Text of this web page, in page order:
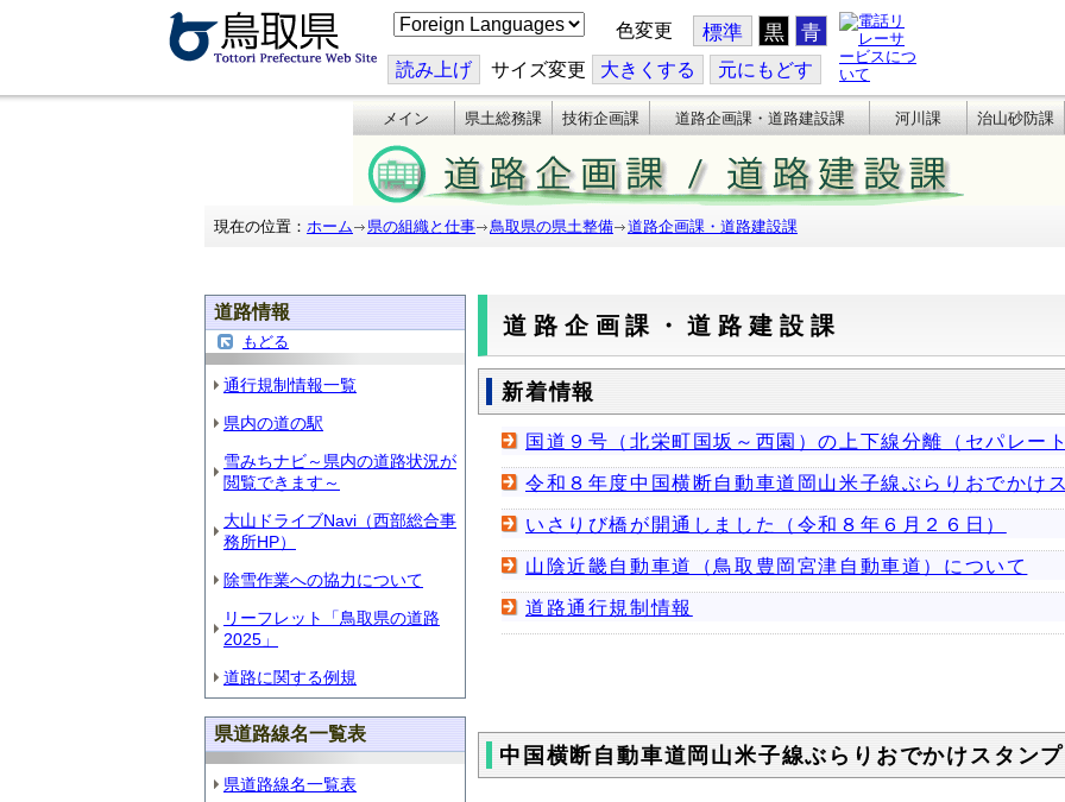
こ
の
ジ
を
翻
訳
す
る
色変更 標準 黒 青
読み上げ サイズ変更 大きくする 元にもどす
メイン 県土総務課 技術企画課 道路企画課・道路建設課 河川課 治山砂防課
現在の位置： ホーム 県の組織と仕事 鳥取県の県土整備 道路企画課・道路建設課
道路情報
もどる
通行規制情報一覧
県内の道の駅
雪みちナビ～県内の道路状況が
閲覧できます～
大山ドライブNavi（西部総合事
務所HP）
除雪作業への協力について
リーフレット「鳥取県の道路
2025」
道路に関する例規
県道路線名一覧表
県道路線名一覧表
道路企画課・道路建設課
新着情報
国道９号（北栄町国坂～西園）の上下線分離（セパレー
令和８年度中国横断自動車道岡山米子線ぶらりおでかけ
いさりび橋が開通しました（令和８年６月２６日）
山陰近畿自動車道（鳥取豊岡宮津自動車道）について
道路通行規制情報
中国横断自動車道岡山米子線ぶらりおでかけスタン